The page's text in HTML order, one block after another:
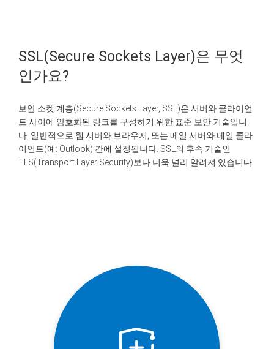
SSL(Secure Sockets Layer)은 무엇
인가요?
보안 소켓 계층(Secure Sockets Layer, SSL)은 서버와 클라이언
트 사이에 암호화된 링크를 구성하기 위한 표준 보안 기술입니
다. 일반적으로 웹 서버와 브라우저, 또는 메일 서버와 메일 클라
이언트(예: Outlook) 간에 설정됩니다. SSL의 후속 기술인
TLS(Transport Layer Security)보다 더욱 널리 알려져 있습니다.